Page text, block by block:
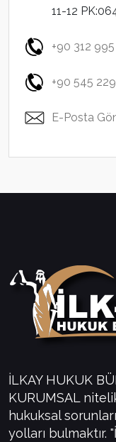
11-12
+90 312
+90 545
E-Posta
İLKAY HUKUK
KURUMSAL
hukuksal
yolları bulmaktır.